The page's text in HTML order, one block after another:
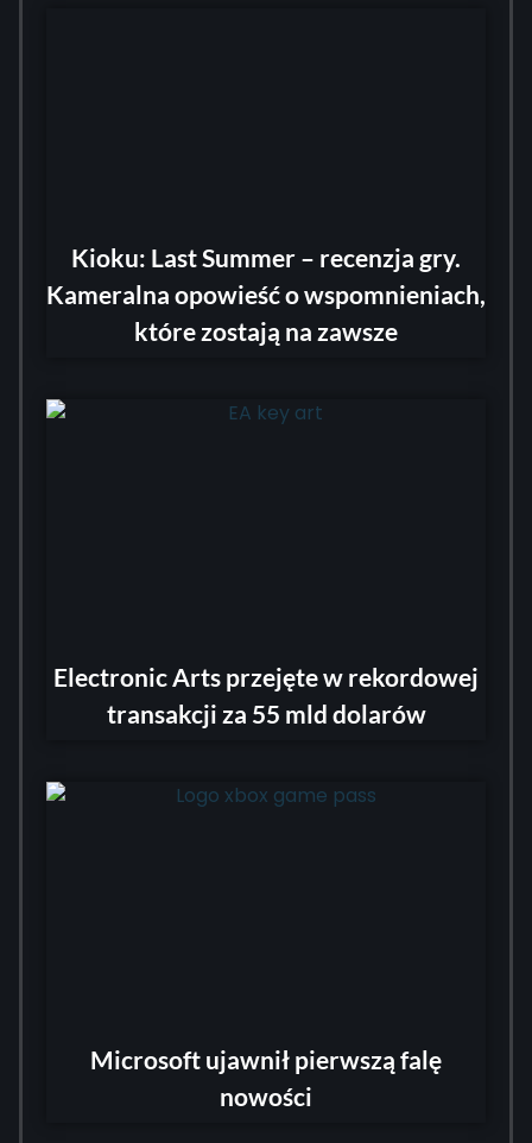
Kioku: Last Summer – recenzja gry.
Kameralna opowieść o wspomnieniach,
które zostają na zawsze
Electronic Arts przejęte w rekordowej
transakcji za 55 mld dolarów
Microsoft ujawnił pierwszą falę
nowości